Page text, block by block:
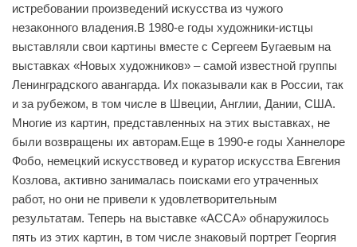
истребовании произведений искусства из чужого
незаконного владения.В 1980-е годы художники-истцы
выставляли свои картины вместе с Сергеем Бугаевым на
выставках «Новых художников» – самой известной группы
Ленинградского авангарда. Их показывали как в России, так
и за рубежом, в том числе в Швеции, Англии, Дании, США.
Многие из картин, представленных на этих выставках, не
были возвращены их авторам.Еще в 1990-е годы Ханнелоре
Фобо, немецкий искусствовед и куратор искусства Евгения
Козлова, активно занималась поисками его утраченных
работ, но они не привели к удовлетворительным
результатам. Теперь на выставке «АССА» обнаружилось
пять из этих картин, в том числе знаковый портрет Георгия